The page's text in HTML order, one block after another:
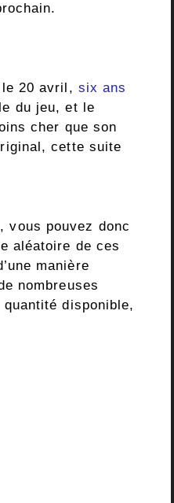
20 avril, six ans
du jeu, et le
cher que son
cette suite
vous pouvez donc
aléatoire de ces
manière
nombreuses
disponible,